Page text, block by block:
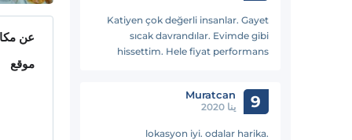
Katiyen çok değerli insanlar. Gayet
sıcak davrandılar. Evimde gibi
hissettim. Hele fiyat performans
9
Muratcan
ينا 2020
lokasyon iyi. odalar harika.
عن
موقع